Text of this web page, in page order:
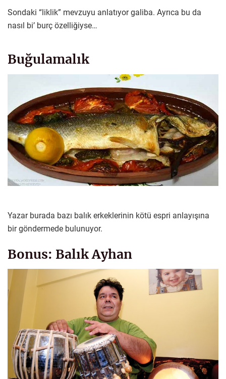
Sondaki “liklik” mevzuyu anlatıyor galiba. Ayrıca bu da
nasıl bi’ burç özelliğiyse…
Buğulamalık
Yazar burada bazı balık erkeklerinin kötü espri anlayışına
bir göndermede bulunuyor.
Bonus: Balık Ayhan